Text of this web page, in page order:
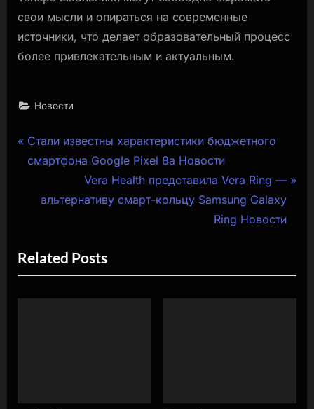
свои мысли и опираться на современные
источники, что делает образовательный процесс
более привлекательным и актуальным.
Новости
Навигация
записям
P
r
u
s
P
Стали известны характеристики бюджетного
смартфона Google Pixel 8a Новости
N
e
P
o
s
Vera Health представила Vera Ring —
альтернативу смарт-кольцу Samsung Galaxy
Ring Новости
Related Posts